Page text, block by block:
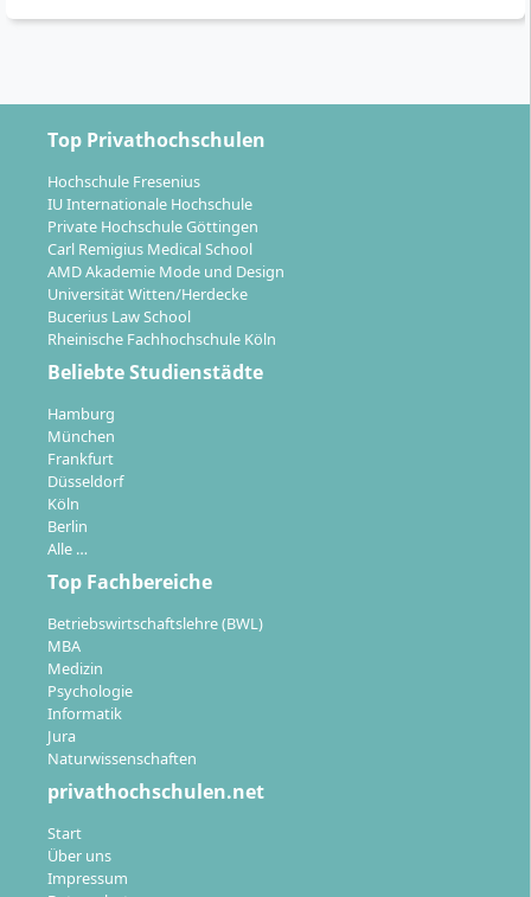
Top Privathochschulen
Hochschule Fresenius
IU Internationale Hochschule
Private Hochschule Göttingen
Carl Remigius Medical School
AMD Akademie Mode und Design
Universität Witten/Herdecke
Bucerius Law School
Rheinische Fachhochschule Köln
Beliebte Studienstädte
Hamburg
München
Frankfurt
Düsseldorf
Köln
Berlin
Alle …
Top Fachbereiche
Betriebswirtschaftslehre (BWL)
MBA
Medizin
Psychologie
Informatik
Jura
Naturwissenschaften
privathochschulen.net
Start
Über uns
Impressum